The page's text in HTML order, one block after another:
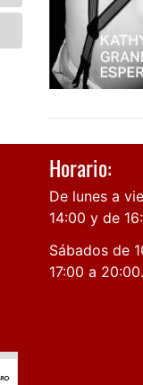
Horario:
De lunes a
14:00 y de
Sábados de
17:00 a 20:00.